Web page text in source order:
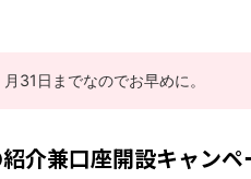
31日までなのでお早めに。
介兼口座開設キャンペ